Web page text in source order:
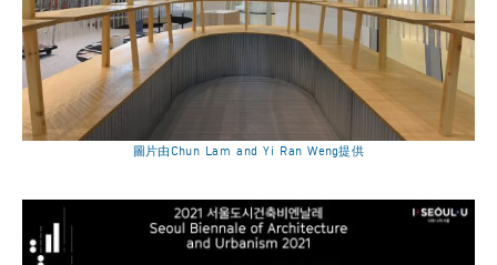
圖片由Chun Lam and Yi Ran Weng提供